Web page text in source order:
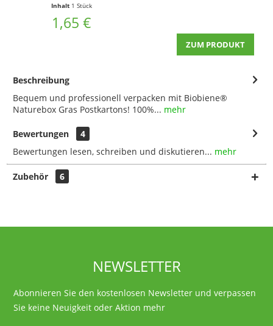
Inhalt 1 Stück
1,65 €
ZUM PRODUKT
Beschreibung
Bequem und professionell verpacken mit Biobiene®
Naturebox Gras Postkartons! 100%... mehr
Bewertungen
4
Bewertungen lesen, schreiben und diskutieren... mehr
Zubehör 6
NEWSLETTER
Abonnieren Sie den kostenlosen Newsletter und verpassen
Sie keine Neuigkeit oder Aktion mehr